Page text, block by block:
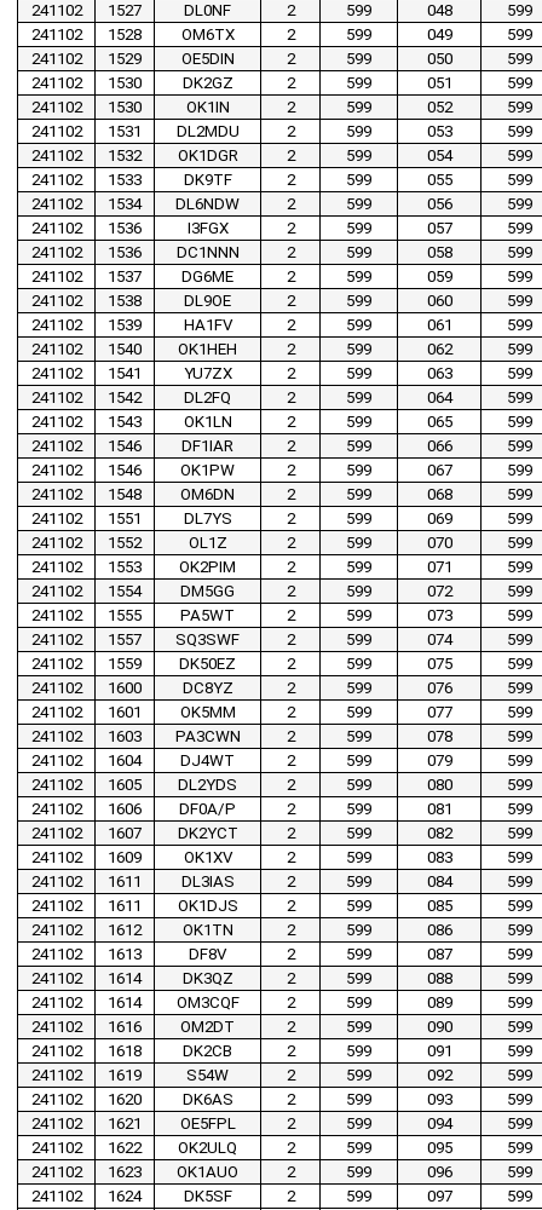
241102
1527 DL0NF 2 599 048
599
241102
1528 OM6TX 2 599 049
599
241102
1529 OE5DIN 2 599 050
599
241102
1530 DK2GZ 2 599 051
599
241102
1530 OK1IN 2 599 052
599
241102
1531 DL2MDU 2 599 053
599
241102
1532 OK1DGR 2 599 054
599
241102
1533 DK9TF 2 599 055
599
241102
1534 DL6NDW 2 599 056
599
241102
1536 I3FGX 2 599 057
599
241102
1536 DC1NNN 2 599 058
599
241102
1537 DG6ME 2 599 059
599
241102
1538 DL9OE 2 599 060
599
241102
1539 HA1FV 2 599 061
599
241102
1540 OK1HEH 2 599 062
599
241102
1541 YU7ZX 2 599 063
599
241102
1542 DL2FQ 2 599 064
599
241102
1543 OK1LN 2 599 065
599
241102
1546 DF1IAR 2 599 066
599
241102
1546 OK1PW 2 599 067
599
241102
1548 OM6DN 2 599 068
599
241102
1551 DL7YS 2 599 069
599
241102
1552 OL1Z 2 599 070
599
241102
1553 OK2PIM 2 599 071
599
241102
1554 DM5GG 2 599 072
599
241102
1555 PA5WT 2 599 073
599
241102
1557 SQ3SWF 2 599 074
599
241102
1559 DK50EZ 2 599 075
599
241102
1600 DC8YZ 2 599 076
599
241102
1601 OK5MM 2 599 077
599
241102
1603 PA3CWN 2 599 078
599
241102
1604 DJ4WT 2 599 079
599
241102
1605 DL2YDS 2 599 080
599
241102
1606 DF0A/P 2 599 081
599
241102
1607 DK2YCT 2 599 082
599
241102
1609 OK1XV 2 599 083
599
241102
1611 DL3IAS 2 599 084
599
241102
1611 OK1DJS 2 599 085
599
241102
1612 OK1TN 2 599 086
599
241102
1613 DF8V 2 599 087
599
241102
1614 DK3QZ 2 599 088
599
241102
1614 OM3CQF 2 599 089
599
241102
1616 OM2DT 2 599 090
599
241102
1618 DK2CB 2 599 091
599
241102
1619 S54W 2 599 092
599
241102
1620 DK6AS 2 599 093
599
241102
1621 OE5FPL 2 599 094
599
241102
1622 OK2ULQ 2 599 095
599
241102
1623 OK1AUO 2 599 096
599
241102
1624 DK5SF 2 599 097
599